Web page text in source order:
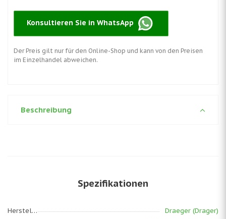
Konsultieren Sie in WhatsApp
Der Preis gilt nur für den Online-Shop und kann von den Preisen
im Einzelhandel abweichen.
Beschreibung
Spezifikationen
Hersteller
Draeger (Drager)